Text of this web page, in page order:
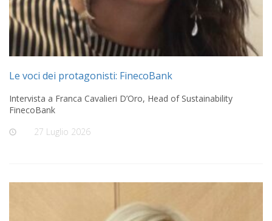
Le voci dei protagonisti: FinecoBank
Intervista a Franca Cavalieri D’Oro, Head of Sustainability
FinecoBank
27 Luglio 2026